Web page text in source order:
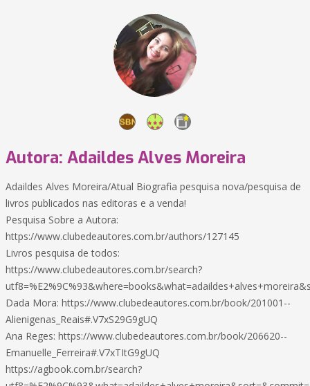
Autora: Adaildes Alves Moreira
Adaildes Alves Moreira/Atual Biografia pesquisa nova/pesquisa de
livros publicados nas editoras e a venda!
Pesquisa Sobre a Autora:
https://www.clubedeautores.com.br/authors/127145
Livros pesquisa de todos:
https://www.clubedeautores.com.br/search?
Dada Mora: https://www.clubedeautores.com.br/book/201001--
Alienigenas_Reais#.V7xS29G9gUQ
Ana Reges: https://www.clubedeautores.com.br/book/206620--
Emanuelle_Ferreira#.V7xTItG9gUQ
https://agbook.com.br/search?